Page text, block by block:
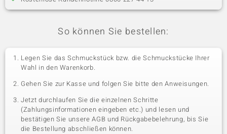
So können Sie bestellen:
Legen Sie das Schmuckstück bzw. die Schmuckstücke Ihrer
Wahl in den Warenkorb.
Gehen Sie zur Kasse und folgen Sie bitte den Anweisungen.
Jetzt durchlaufen Sie die einzelnen Schritte
(Zahlungsinformationen eingeben etc.) und lesen und
bestätigen Sie unsere AGB und Rückgabebelehrung, bis Sie
die Bestellung abschließen können.